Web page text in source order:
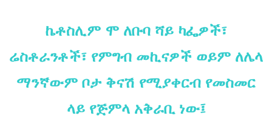
ኬቶስሊም ሞ ለቡባ ሻይ ካፌዎች፣
ሬስቶራንቶች፣ የምግብ መኪናዎች ወይም ለሌላ
ማንኛውም ቦታ ቅናሽ የሚያቀርብ የመስመር
ላይ የጅምላ አቅራቢ ነው፤